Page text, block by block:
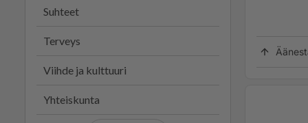
Suhteet
Terveys
Viihde ja kulttuuri
Yhteiskunta